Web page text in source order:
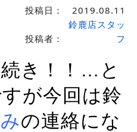
投稿日： 2019.08.11
投稿者：
鈴鹿店スタッ
フ
き！！…と
が今回は鈴
の連絡にな